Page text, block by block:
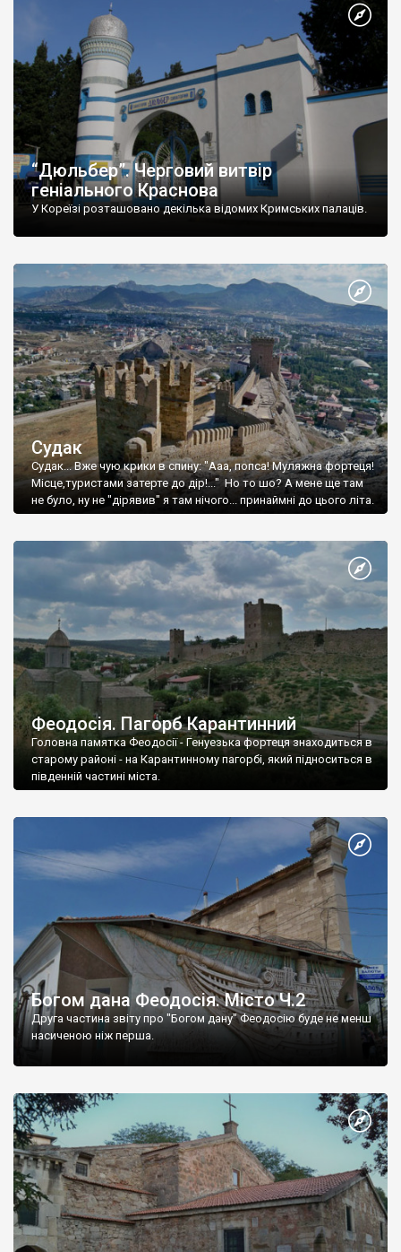
“Дюльбер”. Черговий витвір
геніального Краснова
У Кореїзі розташовано декілька відомих Кримських палаців.
Судак
Судак... Вже чую крики в спину: "Ааа, попса! Муляжна фортеця!
Місце,туристами затерте до дір!..." Но то шо? А мене ще там
не було, ну не "дірявив" я там нічого... принаймні до цього літа.
Феодосія. Пагорб Карантинний
Головна памятка Феодосії - Генуезька фортеця знаходиться в
старому районі - на Карантинному пагорбі, який підноситься в
південній частині міста.
Богом дана Феодосія. Місто Ч.2
Друга частина звіту про "Богом дану" Феодосію буде не менш
насиченою ніж перша.